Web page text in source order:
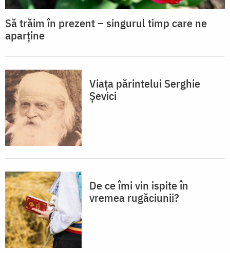
Să trăim în prezent – singurul timp care ne
aparține
Viața părintelui Serghie
Șevici
De ce îmi vin ispite în
vremea rugăciunii?